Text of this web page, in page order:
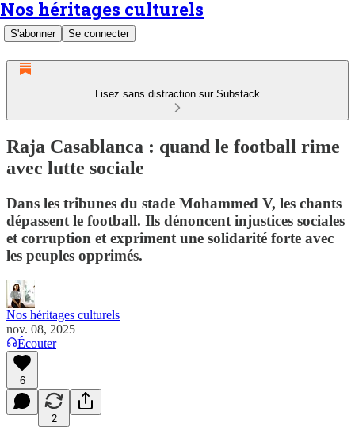
Nos héritages culturels
S'abonner Se connecter
Lisez sans distraction sur Substack
Raja Casablanca : quand le football rime
avec lutte sociale
Dans les tribunes du stade Mohammed V, les chants
dépassent le football. Ils dénoncent injustices sociales
et corruption et expriment une solidarité forte avec
les peuples opprimés.
Nos héritages culturels
nov. 08, 2025
Écouter
6
2